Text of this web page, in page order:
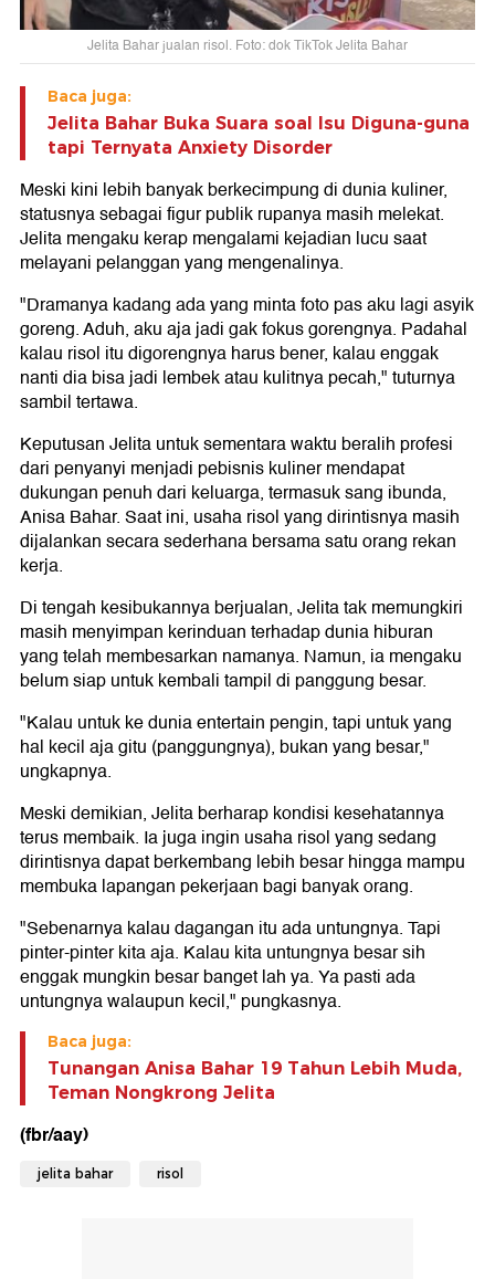
Jelita Bahar jualan risol. Foto: dok TikTok Jelita Bahar
Baca juga:
Jelita Bahar Buka Suara soal Isu Diguna-guna
tapi Ternyata Anxiety Disorder
Meski kini lebih banyak berkecimpung di dunia kuliner,
statusnya sebagai figur publik rupanya masih melekat.
Jelita mengaku kerap mengalami kejadian lucu saat
melayani pelanggan yang mengenalinya.
"Dramanya kadang ada yang minta foto pas aku lagi asyik
goreng. Aduh, aku aja jadi gak fokus gorengnya. Padahal
kalau risol itu digorengnya harus bener, kalau enggak
nanti dia bisa jadi lembek atau kulitnya pecah," tuturnya
sambil tertawa.
Keputusan Jelita untuk sementara waktu beralih profesi
dari penyanyi menjadi pebisnis kuliner mendapat
dukungan penuh dari keluarga, termasuk sang ibunda,
Anisa Bahar. Saat ini, usaha risol yang dirintisnya masih
dijalankan secara sederhana bersama satu orang rekan
kerja.
Di tengah kesibukannya berjualan, Jelita tak memungkiri
masih menyimpan kerinduan terhadap dunia hiburan
yang telah membesarkan namanya. Namun, ia mengaku
belum siap untuk kembali tampil di panggung besar.
"Kalau untuk ke dunia entertain pengin, tapi untuk yang
hal kecil aja gitu (panggungnya), bukan yang besar,"
ungkapnya.
Meski demikian, Jelita berharap kondisi kesehatannya
terus membaik. Ia juga ingin usaha risol yang sedang
dirintisnya dapat berkembang lebih besar hingga mampu
membuka lapangan pekerjaan bagi banyak orang.
"Sebenarnya kalau dagangan itu ada untungnya. Tapi
pinter-pinter kita aja. Kalau kita untungnya besar sih
enggak mungkin besar banget lah ya. Ya pasti ada
untungnya walaupun kecil," pungkasnya.
Baca juga:
Tunangan Anisa Bahar 19 Tahun Lebih Muda,
Teman Nongkrong Jelita
(fbr/aay)
jelita bahar risol